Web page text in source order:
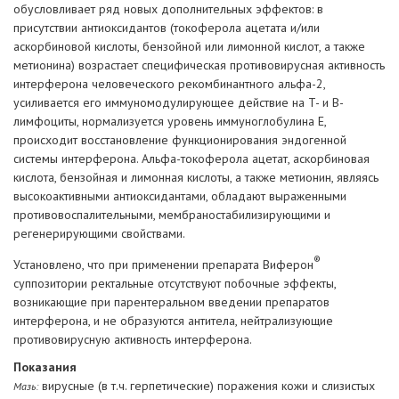
обусловливает ряд новых дополнительных эффектов: в
присутствии антиоксидантов (токоферола ацетата и/или
аскорбиновой кислоты, бензойной или лимонной кислот, а также
метионина) возрастает специфическая противовирусная активность
интерферона человеческого рекомбинантного альфа-2,
усиливается его иммуномодулирующее действие на T- и B-
лимфоциты, нормализуется уровень иммуноглобулина E,
происходит восстановление функционирования эндогенной
системы интерферона. Альфа-токоферола ацетат, аскорбиновая
кислота, бензойная и лимонная кислоты, а также метионин, являясь
высокоактивными антиоксидантами, обладают выраженными
противовоспалительными, мембраностабилизирующими и
регенерирующими свойствами.
Установлено, что при применении препарата Виферон®
суппозитории ректальные отсутствуют побочные эффекты,
возникающие при парентеральном введении препаратов
интерферона, и не образуются антитела, нейтрализующие
противовирусную активность интерферона.
Показания
Мазь:вирусные (в т.ч. герпетические) поражения кожи и слизистых